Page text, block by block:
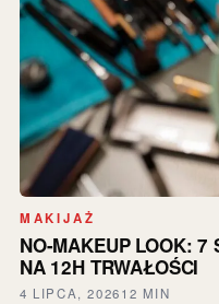
MAKIJAŻ
NO-MAKEUP LOOK: 7
NA 12H TRWAŁOŚCI
4 LIPCA, 202612 MIN